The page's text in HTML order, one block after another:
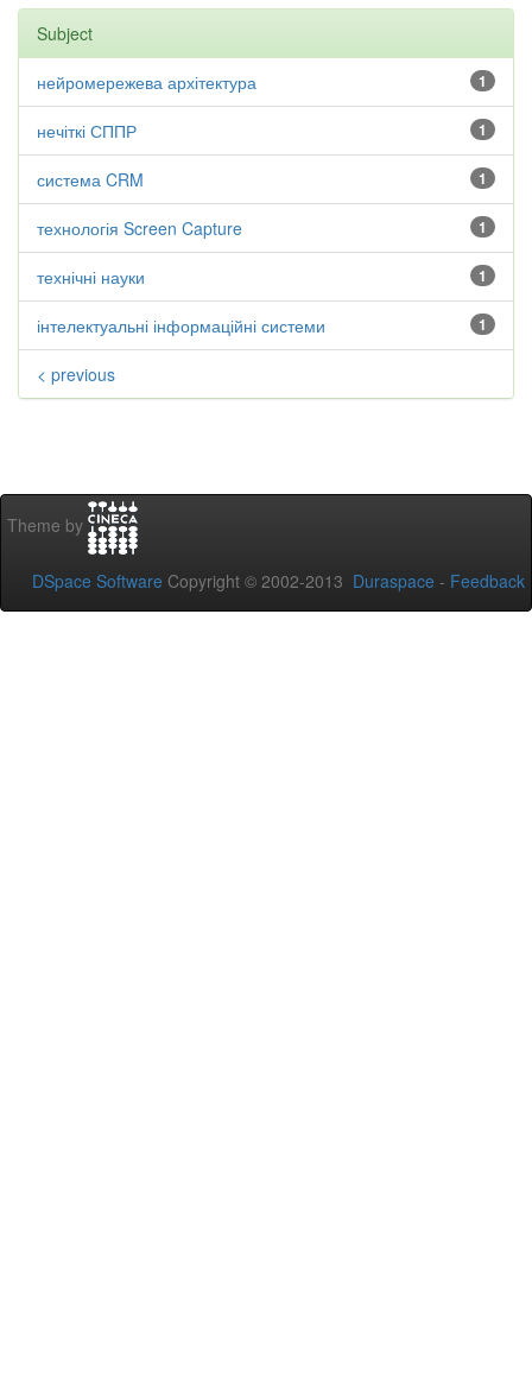
Subject
1
нейромережева архітектура
1
нечіткі СППР
1
система CRM
1
технологія Screen Capture
1
технічні науки
1
інтелектуальні інформаційні системи
< previous
Theme by
DSpace Software Copyright © 2002-2013 Duraspace - Feedback